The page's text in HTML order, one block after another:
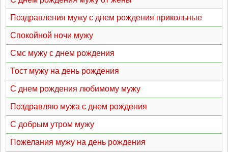
Поздравления мужу с днем рождения прикольные
Спокойной ночи мужу
Смс мужу с днем рождения
Тост мужу на день рождения
С днем рождения любимому мужу
Поздравляю мужа с днем рождения
С добрым утром мужу
Пожелания мужу на день рождения